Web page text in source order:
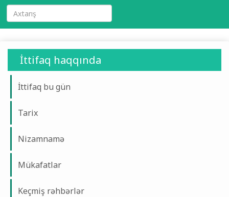
İttifaq haqqında
İttifaq bu gün
Tarix
Nizamnamə
Mükafatlar
Keçmiş rəhbərlər